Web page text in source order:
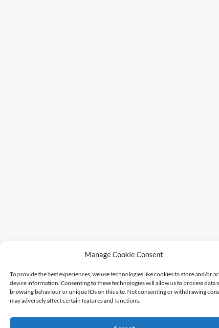
Manage Cookie Consent
To provide the best experiences, we use technologies like cookies to store and/or
device information. Consenting to these technologies will allow us to process data
browsing behaviour or unique IDs on this site. Not consenting or withdrawing
may adversely affect certain features and functions.